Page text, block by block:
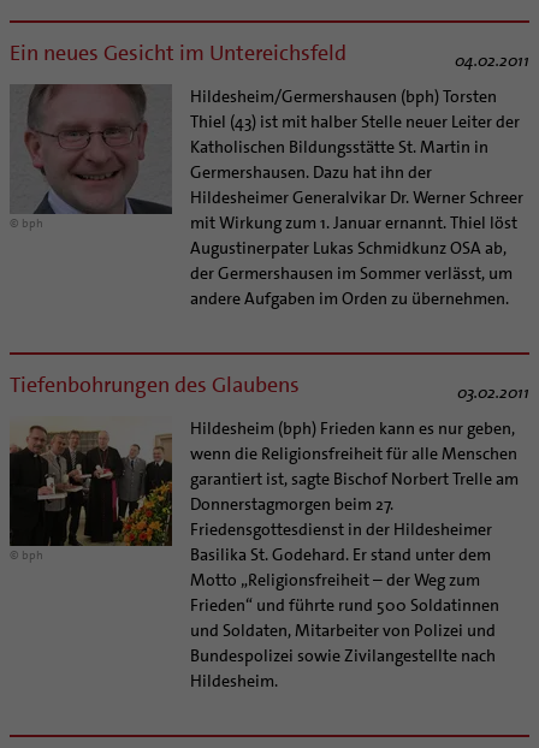
Ein neues Gesicht im Untereichsfeld 04.02.2011
© bph
Hildesheim/Germershausen (bph) Torsten
Thiel (43) ist mit halber Stelle neuer Leiter der
Katholischen Bildungsstätte St. Martin in
Germershausen. Dazu hat ihn der
Hildesheimer Generalvikar Dr. Werner Schreer
mit Wirkung zum 1. Januar ernannt. Thiel löst
Augustinerpater Lukas Schmidkunz OSA ab,
der Germershausen im Sommer verlässt, um
andere Aufgaben im Orden zu übernehmen.
Tiefenbohrungen des Glaubens 03.02.2011
© bph
Hildesheim (bph) Frieden kann es nur geben,
wenn die Religionsfreiheit für alle Menschen
garantiert ist, sagte Bischof Norbert Trelle am
Donnerstagmorgen beim 27.
Friedensgottesdienst in der Hildesheimer
Basilika St. Godehard. Er stand unter dem
Motto „Religionsfreiheit – der Weg zum
Frieden“ und führte rund 500 Soldatinnen
und Soldaten, Mitarbeiter von Polizei und
Bundespolizei sowie Zivilangestellte nach
Hildesheim.